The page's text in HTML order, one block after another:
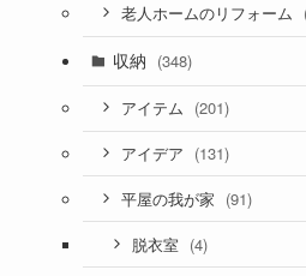
老人ホームのリフォーム
収納 (348)
アイテム (201)
アイデア (131)
平屋の我が家 (91)
脱衣室 (4)